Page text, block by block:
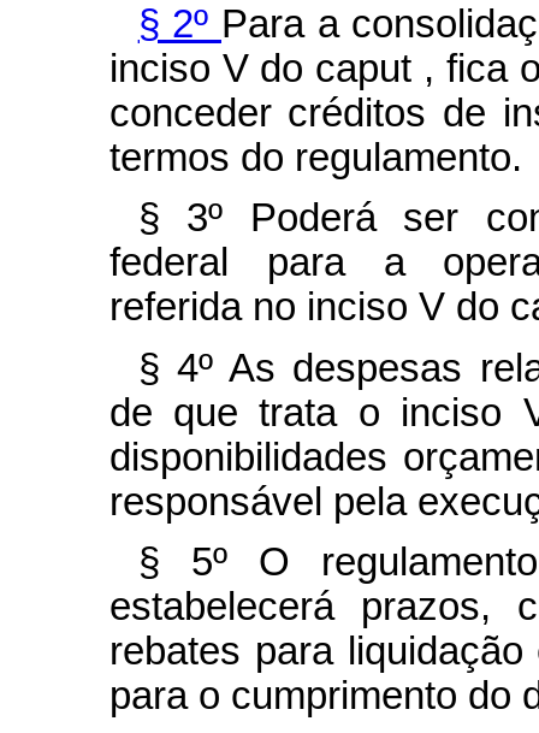
§ 2º Para a
inciso V do caput , fica
conceder créditos de
termos do regulamento.
§ 3º Poderá ser
federal para a
referida no inciso V do
§ 4º As despesas
de que trata o inciso
disponibilidades
responsável pela
§ 5º O
estabelecerá prazos,
rebates para
para o cumprimento do